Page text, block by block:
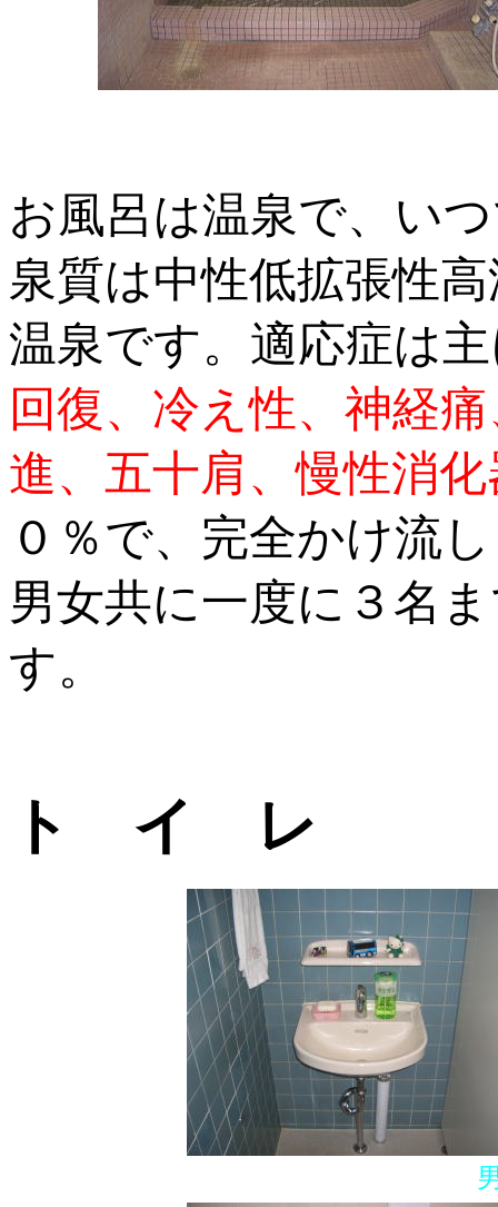
お風呂は温泉で、い
泉質は中性低拡張性
温泉です。適応症は
回復、冷え性、神経
進、五十肩、慢性消
０％で、完全かけ流
男女共に一度に３名
す。
ト イ レ